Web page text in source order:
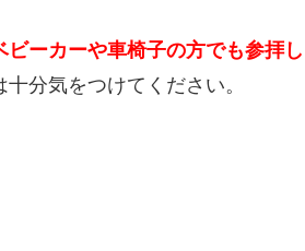
ビーカーや車椅子の方でも参拝し
分気をつけてください。